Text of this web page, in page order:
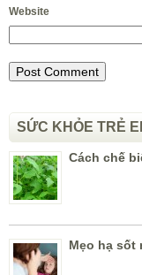
Website
SỨC KHỎE TRẺ
Cách chế
Mẹo hạ sốt